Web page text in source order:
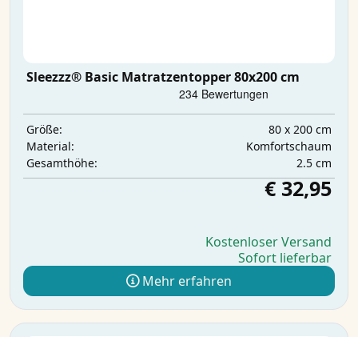
Sleezzz® Basic Matratzentopper 80x200 cm
Größe:
80 x 200 cm
Material:
Komfortschaum
Gesamthöhe:
2.5 cm
€ 32,95
Kostenloser Versand
Sofort lieferbar
Mehr erfahren